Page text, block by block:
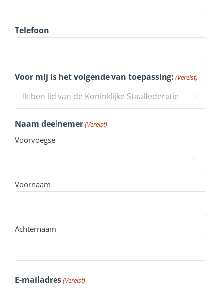
Telefoon
Voor mij is het volgende van toepassing: (Vereist)

Naam deelnemer(Vereist)
Voorvoegsel

Voornaam
Achternaam
E-mailadres(Vereist)